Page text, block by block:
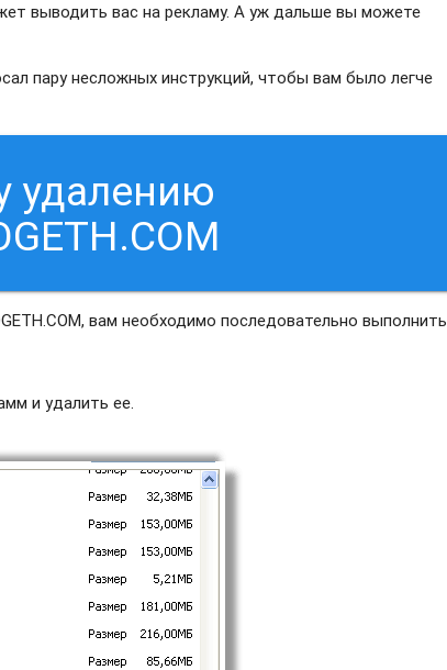
выводить вас на рекламу. А уж дальше вы можете
пару несложных инструкций, чтобы вам было легче
удалению
вам необходимо последовательно выполнить
и удалить ее.